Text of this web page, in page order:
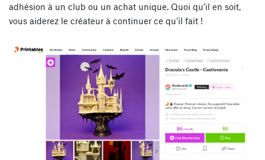
adhésion à un club ou un achat unique. Quoi qu’il en soit,
vous aiderez le créateur à continuer ce qu’il fait !